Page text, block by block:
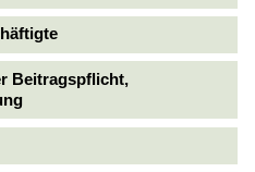
Beitragspflicht,